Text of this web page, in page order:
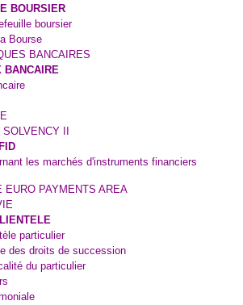
BOURSIER
boursier
Bourse
BANCAIRES
BANCAIRE
II
les marchés d'instruments financiers
EURO PAYMENTS AREA
particulier
des droits de succession
du particulier